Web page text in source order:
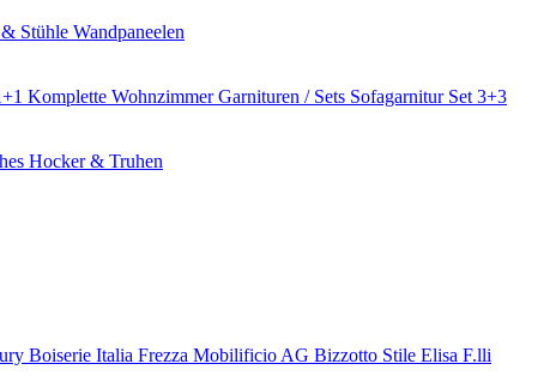
Stühle Wandpaneelen
Komplette Wohnzimmer Garnituren / Sets Sofagarnitur Set 3+3
Hocker & Truhen
Boiserie Italia Frezza Mobilificio AG Bizzotto Stile Elisa F.lli